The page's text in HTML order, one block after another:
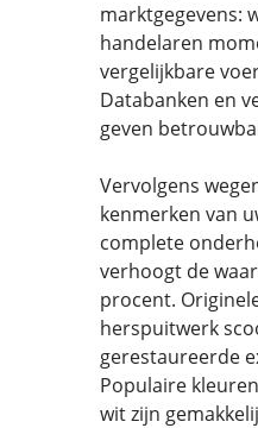
marktgegevens:
handelaren
vergelijkbare
Databanken en
geven
Vervolgens
kenmerken van
complete
verhoogt de
procent.
herspuitwerk
gerestaureerde
Populaire
wit zijn